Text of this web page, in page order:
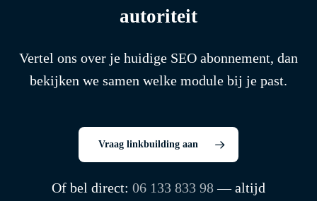
autoriteit
Vertel ons over je huidige SEO abonnement, dan
bekijken we samen welke module bij je past.
Vraag linkbuilding aan
Of bel direct: 06 133 833 98— altijd